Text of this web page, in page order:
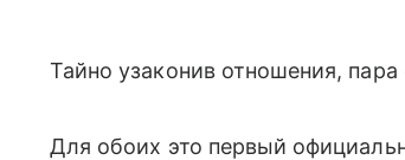
Тайно узаконив отношения,
Для обоих это первый